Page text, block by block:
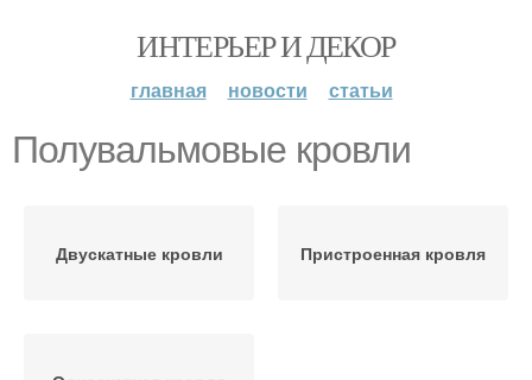
ИНТЕРЬЕР И ДЕКОР
главная новости статьи
Полувальмовые кровли
Двускатные кровли Пристроенная кровля